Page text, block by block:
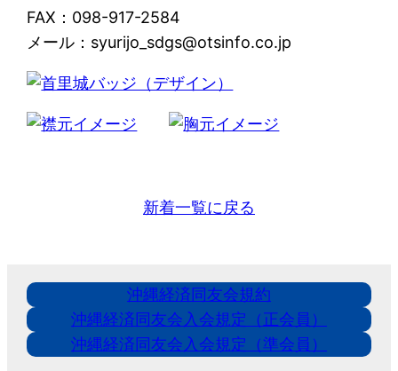
FAX：098-917-2584
メール：syurijo_sdgs@otsinfo.co.jp
新着一覧に戻る
沖縄経済同友会規約
沖縄経済同友会入会規定（正会員）
沖縄経済同友会入会規定（準会員）